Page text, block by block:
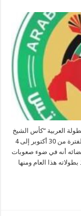
العربية “كأس الشيخ
طلال المحمد الصباح” في مدينة شرم الشيخ خلال الفترة من 30 أكتوبر إلى 4
أعضائه أنه في ضوء صعوبات
هذا العام ومنها